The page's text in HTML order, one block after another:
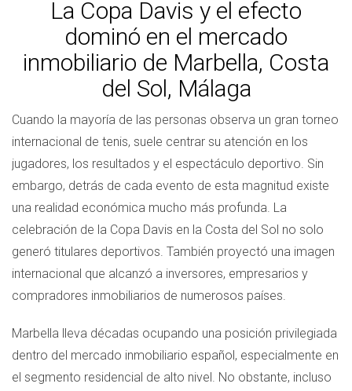
La Copa Davis y el efecto
dominó en el mercado
inmobiliario de Marbella, Costa
del Sol, Málaga
Cuando la mayoría de las personas observa un gran torneo
internacional de tenis, suele centrar su atención en los
jugadores, los resultados y el espectáculo deportivo. Sin
embargo, detrás de cada evento de esta magnitud existe
una realidad económica mucho más profunda. La
celebración de la Copa Davis en la Costa del Sol no solo
generó titulares deportivos. También proyectó una imagen
internacional que alcanzó a inversores, empresarios y
compradores inmobiliarios de numerosos países.
Marbella lleva décadas ocupando una posición privilegiada
dentro del mercado inmobiliario español, especialmente en
el segmento residencial de alto nivel. No obstante, incluso